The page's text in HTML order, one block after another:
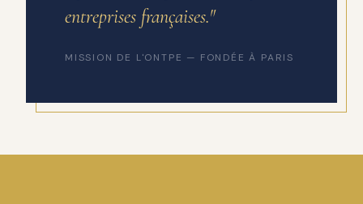
entreprises françaises."
MISSION DE L'ONTPE — FONDÉE À PARIS